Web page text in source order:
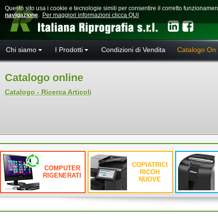
Questo sito usa i cookie e tecnologie simili per consentire il corretto
navigazione. Per maggiori informazioni clicca QUI
Chi siamo I Prodotti Condizioni di Vendita Catalogo On
Catalogo online
Catalogo - Ricerca Articoli
COMPUTER
RIGENERATI
COPIATRICI
RICOH
NUOVE